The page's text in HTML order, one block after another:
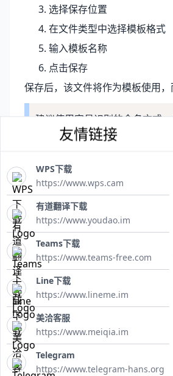
选择保存位置
在文件类型中选择模板格式
输入模板名称
点击保存
保存后，该文件将作为模板使用，
建议使用容易识别的命名方式
模板”“会议纪要模板”“合同模板”
如何使用已经保存的WPS模板
方法一：直接打开模板
找到保存好的模板文件并双击打开。
WPS会基于模板自动创建一个新
板内容不会被修改。
方法二：通过模板中心创建
打开WPS后：
点击“新建”
进入模板中心
找到“我的模板”
友情链接
WPS下载
https://www.wps.cam
有道翻译下载
https://www.youdao.im
Teams下载
https://www.teams-free.com
Line下载
https://www.lineme.im
美洽客服
https://www.meiqia.im
Telegram
https://www.telegram-hans.org